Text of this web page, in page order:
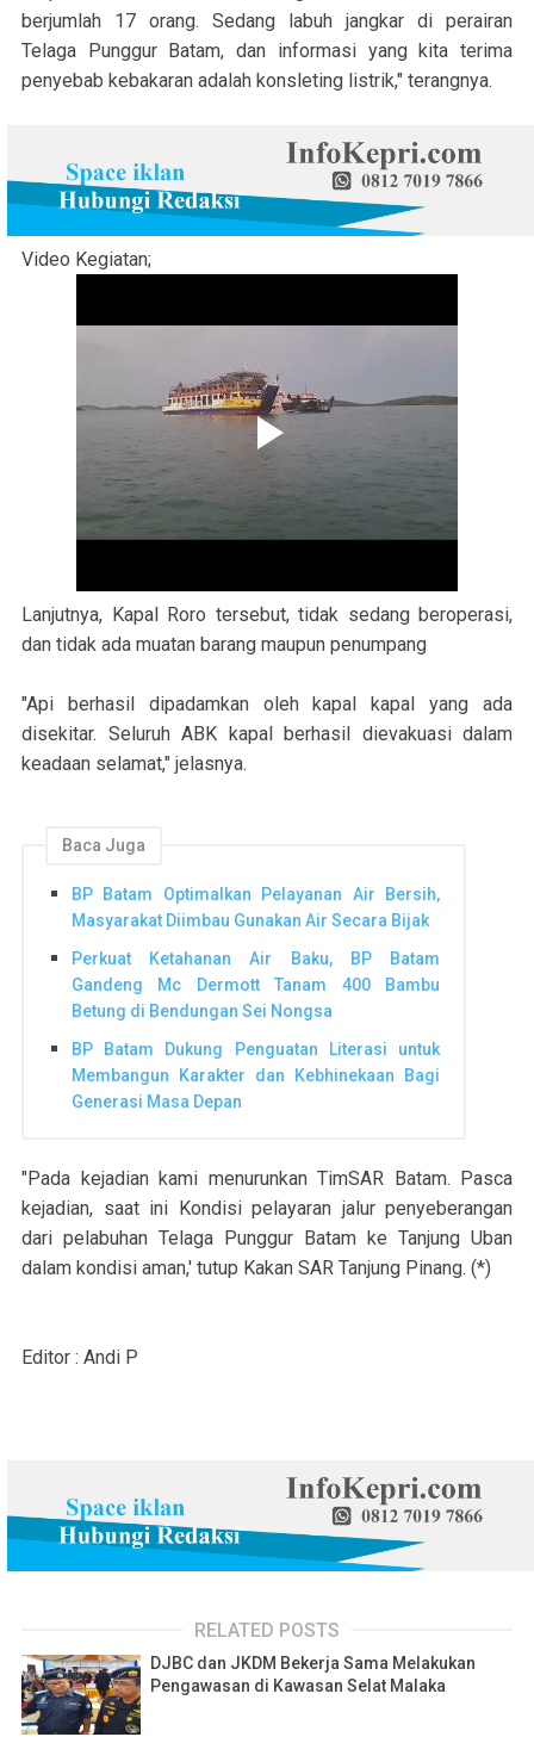
berjumlah 17 orang. Sedang labuh jangkar di perairan
Telaga Punggur Batam, dan informasi yang kita terima
penyebab kebakaran adalah konsleting listrik," terangnya.
Video Kegiatan;
Lanjutnya, Kapal Roro tersebut, tidak sedang beroperasi,
dan tidak ada muatan barang maupun penumpang
"Api berhasil dipadamkan oleh kapal kapal yang ada
disekitar. Seluruh ABK kapal berhasil dievakuasi dalam
keadaan selamat," jelasnya.
Baca Juga
BP Batam Optimalkan Pelayanan Air Bersih,
Masyarakat Diimbau Gunakan Air Secara Bijak
Perkuat Ketahanan Air Baku, BP Batam
Gandeng Mc Dermott Tanam 400 Bambu
Betung di Bendungan Sei Nongsa
BP Batam Dukung Penguatan Literasi untuk
Membangun Karakter dan Kebhinekaan Bagi
Generasi Masa Depan
"Pada kejadian kami menurunkan TimSAR Batam. Pasca
kejadian, saat ini Kondisi pelayaran jalur penyeberangan
dari pelabuhan Telaga Punggur Batam ke Tanjung Uban
dalam kondisi aman,' tutup Kakan SAR Tanjung Pinang. (*)
Editor : Andi P
RELATED POSTS
DJBC dan JKDM Bekerja Sama Melakukan
Pengawasan di Kawasan Selat Malaka